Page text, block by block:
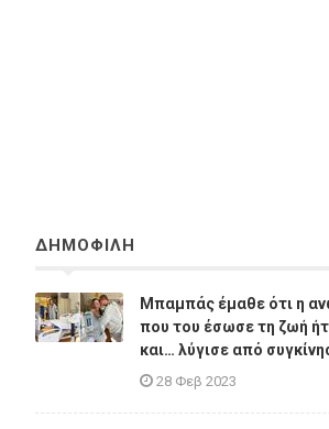
ΔΗΜΟΦΙΛΗ
Μπαμπάς έμαθε ότι η
που του έσωσε τη ζωή
και… λύγισε από
28 Φεβ 2023